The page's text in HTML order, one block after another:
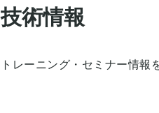
技術情報
トレーニング・セミナー情報